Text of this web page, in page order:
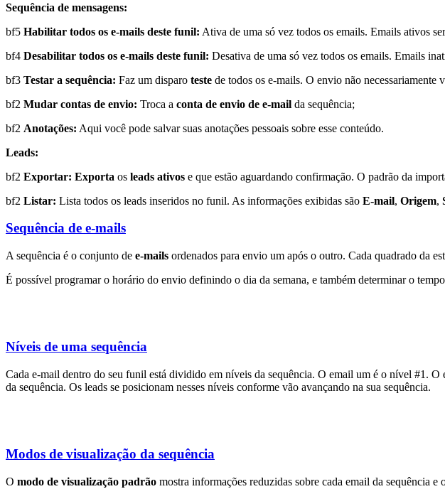
Sequência de mensagens:
bf5 Habilitar todos os e-mails deste funil: Ativa de uma só vez todos os emails. Emails ativos
bf4 Desabilitar todos os e-mails deste funil: Desativa de uma só vez todos os emails. Emails
bf3 Testar a sequência: Faz um disparo teste de todos os e-mails. O envio não necessariamente
bf2 Mudar contas de envio: Troca a conta de envio de e-mail da sequência;
bf2 Anotações: Aqui você pode salvar suas anotações pessoais sobre esse conteúdo.
Leads:
bf2 Exportar: Exporta os leads ativos e que estão aguardando confirmação. O padrão da
bf2 Listar: Lista todos os leads inseridos no funil. As informações exibidas são E-mail, Origem,
Sequência de e-mails
A sequência é o conjunto de e-mails ordenados para envio um após o outro. Cada quadrado da
É possível programar o horário do envio definindo o dia da semana, e também determinar o
Níveis de uma sequência
Cada e-mail dentro do seu funil está dividido em níveis da sequência. O email um é o nível #1.
da sequência. Os leads se posicionam nesses níveis conforme vão avançando na sua sequência.
Modos de visualização da sequência
O modo de visualização padrão mostra informações reduzidas sobre cada email da sequência e